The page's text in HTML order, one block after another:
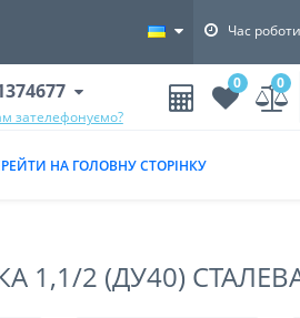
Час роботи
зателефонуємо?
0 0
НА ГОЛОВНУ СТОРІНКУ
1,1/2 (ДУ40)